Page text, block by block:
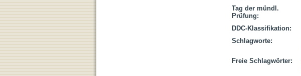
Tag der mündl.
Prüfung:
DDC-Klassifikation:
Schlagworte:
Freie Schlagwörter: